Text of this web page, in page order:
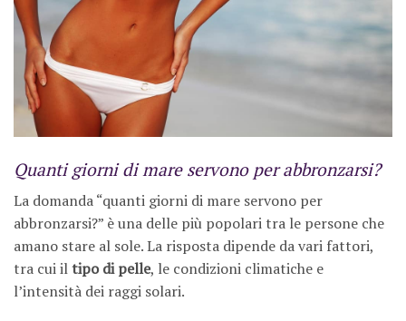
Quanti giorni di mare servono per abbronzarsi?
La domanda “quanti giorni di mare servono per
abbronzarsi?” è una delle più popolari tra le persone che
amano stare al sole. La risposta dipende da vari fattori,
tra cui iltipo di pelle, le condizioni climatiche e
l’intensità dei raggi solari.